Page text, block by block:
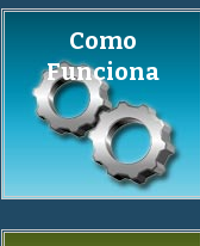
Como
Funciona